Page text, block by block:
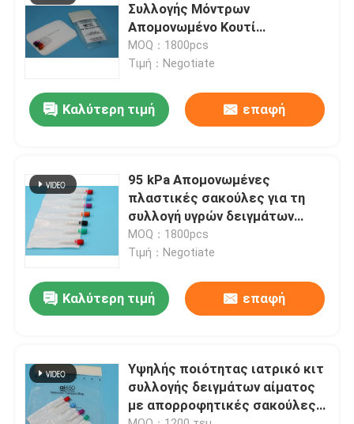
Προϊόντα
Σχετικά με εμάς
Έλεγχος ποιότητας
Ζητήστε μια προσφορά
95Kpa τσάντες
95kPa τσάντα μεταφορών δειγμάτων
Συλλογής Μόντρων
Απομονωμένο Κουτί
Αποθήκευσης
MOQ：1800pcs
Τιμή：Negotiate
Καλύτερη τιμή επαφή
95 kPa Απομονωμένες
πλαστικές σακούλες για τη
συλλογή υγρών δειγμάτων
αίματος
MOQ：1800pcs
Τιμή：Negotiate
Καλύτερη τιμή επαφή
Υψηλής ποιότητας ιατρικό κιτ
συλλογής δειγμάτων αίματος
με απορροφητικές σακούλες